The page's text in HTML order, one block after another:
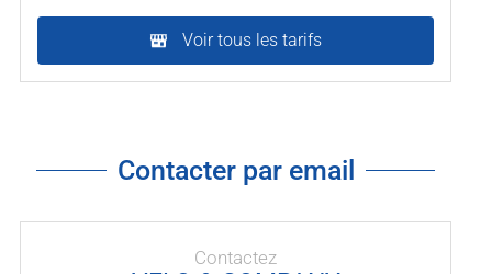
Voir tous les tarifs
Contacter par email
Contactez